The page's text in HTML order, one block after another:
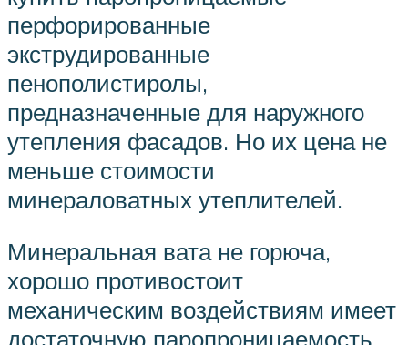
перфорированные
экструдированные
пенополистиролы,
предназначенные для наружного
утепления фасадов. Но их цена не
меньше стоимости
минераловатных утеплителей.
Минеральная вата не горюча,
хорошо противостоит
механическим воздействиям имеет
достаточную паропроницаемость,